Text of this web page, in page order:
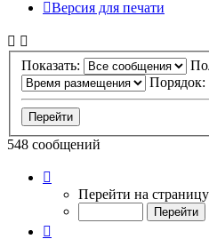
Версия для печати
Показать:
Порядок:
548 сообщений
35
Перейти на